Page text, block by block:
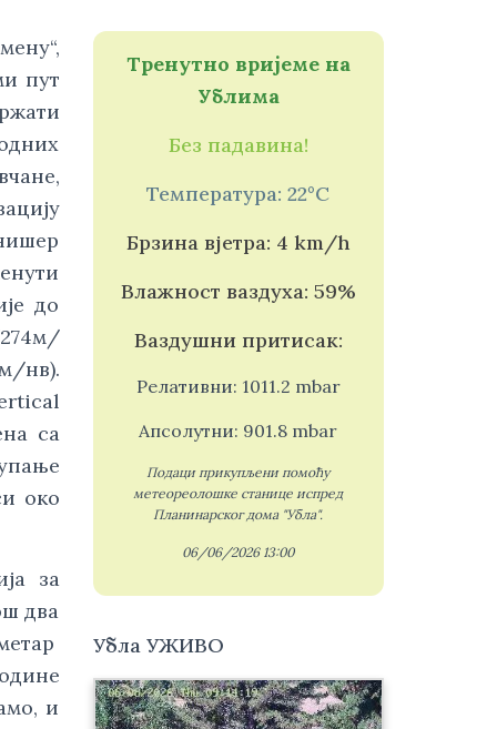
пут
до
нв).
са
око
за
два
и
Тренутно вријеме на
Ублима
Без падавина!
Температура: 22°C
Брзина вјетра: 4 km/h
Влажност ваздуха: 59%
Ваздушни притисак:
Релативни: 1011.2 mbar
Апсолутни: 901.8 mbar
Подаци прикупљени помоћу
метеореолошке станице испред
Планинарског дома "Убла".
06/06/2026 13:00
Убла УЖИВО